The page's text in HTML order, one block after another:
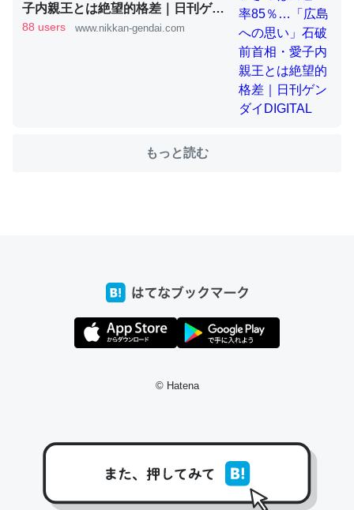
ウチもEchoを実家に置いて４年。でたまに覗いてる。ぼ
ちぼちRingも置こうかと画策中。あと、Googleマップで
位置情報を共有してる。電池残量や充電中かが分かるので
─たまにLINEするくらいだった遠方の父67歳と僕。ITツール導入で
コミュニケーションが劇的に変化した｜tayorini by LIFULL介護
─たまにLINEするくらいだった遠方の父67歳と僕。ITツール導入で
コミュニケーションが劇的に変化した｜tayorini by LIFULL介護
回線代ほとんどかからないですよ。参考：
https://toyoshi.hatenablog.com/entry/2019/05/15/1805
─たまにLINEするくらいだった遠方の父67歳と僕。ITツール導入で
子内親王とは絶望的格差｜日刊ゲン
ダイDIGITAL
88 users www.nikkan-gendai.com
もっと読む
© Hatena